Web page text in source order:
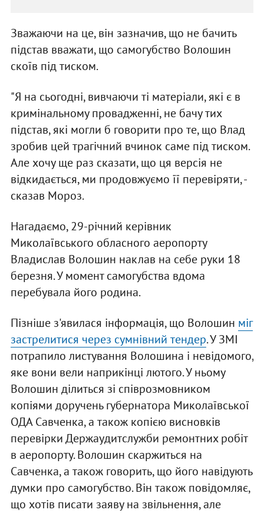
Зважаючи на це, він зазначив, що не бачить
підстав вважати, що самогубство Волошин
скоїв під тиском.
"Я на сьогодні, вивчаючи ті матеріали, які є в
кримінальному провадженні, не бачу тих
підстав, які могли б говорити про те, що Влад
зробив цей трагічний вчинок саме під тиском.
Але хочу ще раз сказати, що ця версія не
відкидається, ми продовжуємо її перевіряти, -
сказав Мороз.
Нагадаємо, 29-річний керівник
Миколаївського обласного аеропорту
Владислав Волошин наклав на себе руки 18
березня. У момент самогубства вдома
перебувала його родина.
Пізніше з'явилася інформація, що Волошин міг
застрелитися через сумнівний тендер. У ЗМІ
потрапило листування Волошина і невідомого,
яке вони вели наприкінці лютого. У ньому
Волошин ділиться зі співрозмовником
копіями доручень губернатора Миколаївської
ОДА Савченка, а також копією висновків
перевірки Держаудитслужби ремонтних робіт
в аеропорту. Волошин скаржиться на
Савченка, а також говорить, що його навідують
думки про самогубство. Він також повідомляє,
що хотів писати заяву на звільнення, але